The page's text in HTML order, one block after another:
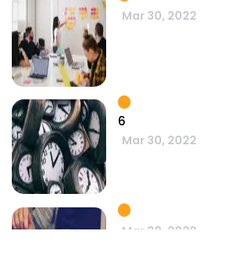
Mar 30, 2022
6
Mar 30, 2022
Mar 30, 2022